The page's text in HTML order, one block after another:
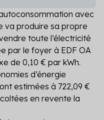
avec
va produire sa propre
toute l’électricité
par le foyer à EDF OA
de 0,10 € par kWh.
d’énergie
estimées à 722,09 €
en revente la